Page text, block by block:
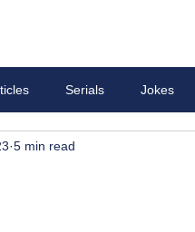
Serials Jokes
5 min read